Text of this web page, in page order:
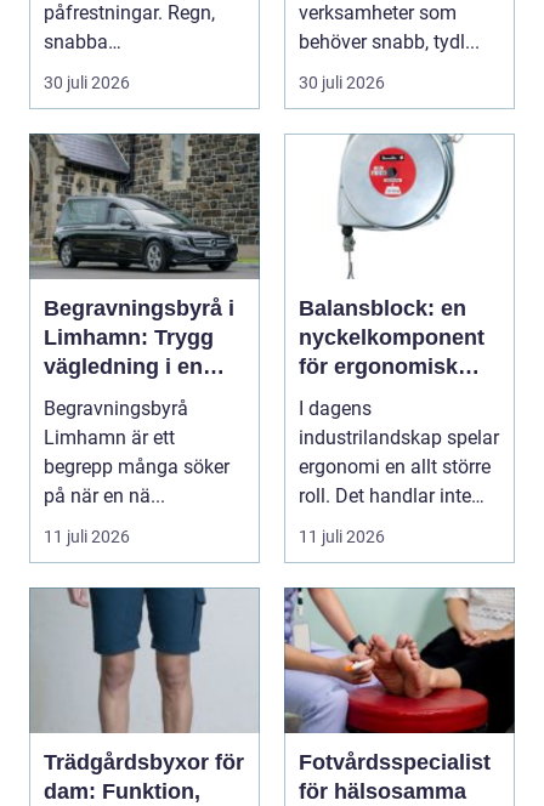
påfrestningar. Regn,
snabba
temperaturväxlingar
30 juli 2026
verksamheter som
behöver snabb, tydl...
30 juli 2026
Begravningsbyrå i
Limhamn: Trygg
vägledning i en
svår tid
Begravningsbyrå
Limhamn är ett
begrepp många söker
på när en nä...
11 juli 2026
Balansblock: en
nyckelkomponent
för ergonomisk
effektivitet
I dagens
industrilandskap spelar
ergonomi en allt större
roll. Det handlar inte
bara om att skapa en...
11 juli 2026
Trädgårdsbyxor för
dam: Funktion,
Fotvårdsspecialist
för hälsosamma